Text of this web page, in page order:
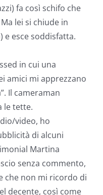
fa così schifo che
lei si chiude in
e esce soddisfatta.
in cui una
amici mi apprezzano
Il cameraman
le tette.
video, ho
di alcuni
Martina
senza commento,
che non mi ricordo di
decente, così come